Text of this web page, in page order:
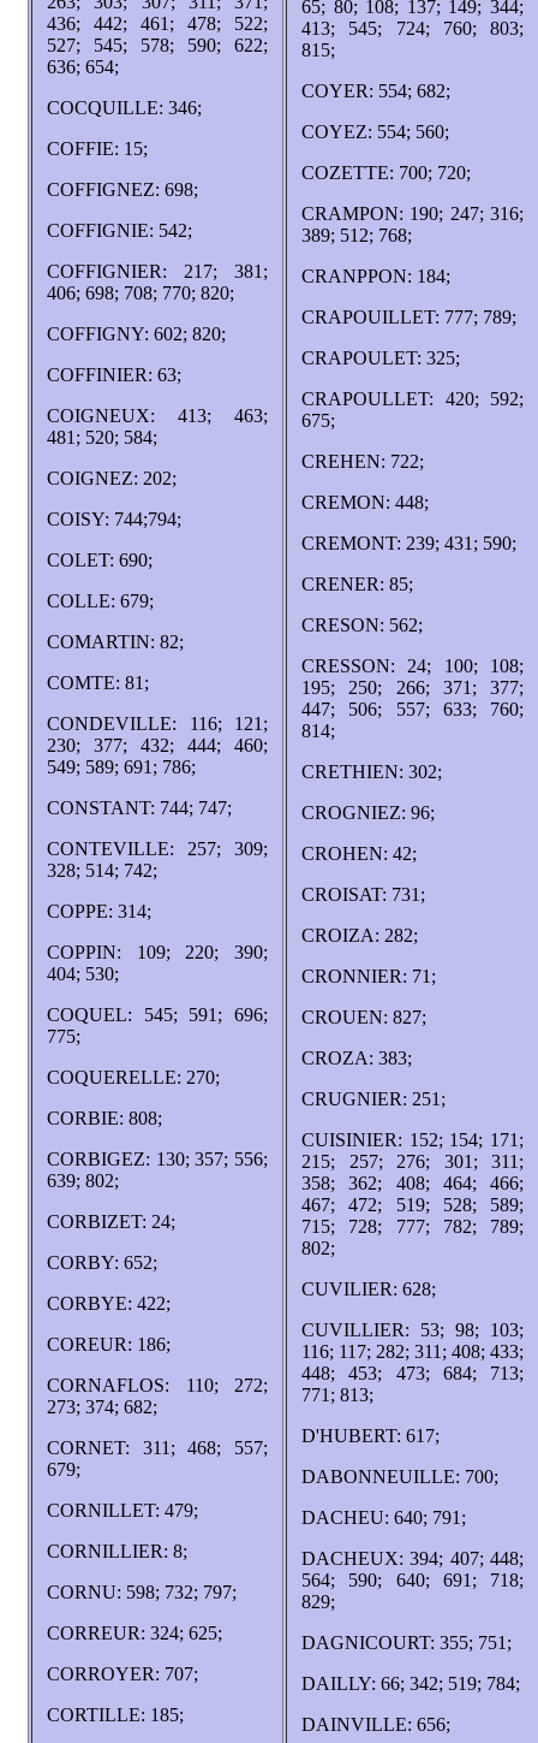
436; 442; 461; 478; 522;
527; 545; 578; 590; 622;
636; 654;
COCQUILLE: 346;
COFFIE: 15;
COFFIGNEZ: 698;
COFFIGNIE: 542;
COFFIGNIER: 217; 381;
406; 698; 708; 770; 820;
COFFIGNY: 602; 820;
COFFINIER: 63;
COIGNEUX: 413; 463;
481; 520; 584;
COIGNEZ: 202;
COISY: 744;794;
COLET: 690;
COLLE: 679;
COMARTIN: 82;
COMTE: 81;
CONDEVILLE: 116; 121;
230; 377; 432; 444; 460;
549; 589; 691; 786;
CONSTANT: 744; 747;
CONTEVILLE: 257; 309;
328; 514; 742;
COPPE: 314;
COPPIN: 109; 220; 390;
404; 530;
COQUEL: 545; 591; 696;
775;
COQUERELLE: 270;
CORBIE: 808;
CORBIGEZ: 130; 357; 556;
639; 802;
CORBIZET: 24;
CORBY: 652;
CORBYE: 422;
COREUR: 186;
CORNAFLOS: 110; 272;
273; 374; 682;
CORNET: 311; 468; 557;
679;
CORNILLET: 479;
CORNILLIER: 8;
CORNU: 598; 732; 797;
CORREUR: 324; 625;
CORROYER: 707;
CORTILLE: 185;
65; 80; 108; 137; 149; 344;
413; 545; 724; 760; 803;
815;
COYER: 554; 682;
COYEZ: 554; 560;
COZETTE: 700; 720;
CRAMPON: 190; 247; 316;
389; 512; 768;
CRANPPON: 184;
CRAPOUILLET: 777; 789;
CRAPOULET: 325;
CRAPOULLET: 420; 592;
675;
CREHEN: 722;
CREMON: 448;
CREMONT: 239; 431; 590;
CRENER: 85;
CRESON: 562;
CRESSON: 24; 100; 108;
195; 250; 266; 371; 377;
447; 506; 557; 633; 760;
814;
CRETHIEN: 302;
CROGNIEZ: 96;
CROHEN: 42;
CROISAT: 731;
CROIZA: 282;
CRONNIER: 71;
CROUEN: 827;
CROZA: 383;
CRUGNIER: 251;
CUISINIER: 152; 154; 171;
215; 257; 276; 301; 311;
358; 362; 408; 464; 466;
467; 472; 519; 528; 589;
715; 728; 777; 782; 789;
802;
CUVILIER: 628;
CUVILLIER: 53; 98; 103;
116; 117; 282; 311; 408; 433;
448; 453; 473; 684; 713;
771; 813;
D'HUBERT: 617;
DABONNEUILLE: 700;
DACHEU: 640; 791;
DACHEUX: 394; 407; 448;
564; 590; 640; 691; 718;
829;
DAGNICOURT: 355; 751;
DAILLY: 66; 342; 519; 784;
DAINVILLE: 656;